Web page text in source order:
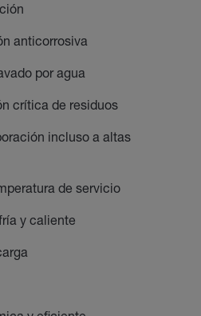
anticorrosiva
por agua
crítica de residuos
incluso a altas
de servicio
y caliente